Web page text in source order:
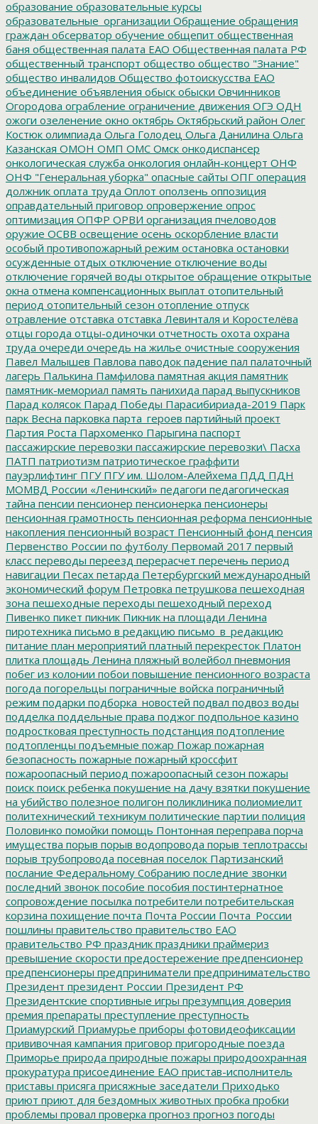
образование образовательные курсы
образовательные_организации Обращение обращения
граждан обсерватор обучение общепит общественная
баня общественная палата ЕАО Общественная палата РФ
общественный транспорт общество общество "Знание"
общество инвалидов Общество фотоискусства ЕАО
объединение объявления обыск обыски Овчинников
Огородова ограбление ограничение движения ОГЭ ОДН
ожоги озеленение окно октябрь Октябрьский район Олег
Костюк олимпиада Ольга Голодец Ольга Данилина Ольга
Казанская ОМОН ОМП ОМС Омск онкодиспансер
онкологическая служба онкология онлайн-концерт ОНФ
ОНФ "Генеральная уборка" опасные сайты ОПГ операция
должник оплата труда Оплот оползень оппозиция
оправдательный приговор опровержение опрос
оптимизация ОПФР ОРВИ организация пчеловодов
оружие ОСВВ освещение осень оскорбление власти
особый противопожарный режим остановка остановки
осужденные отдых отключение отключение воды
отключение горячей воды открытое обращение открытые
окна отмена компенсационных выплат отопительный
период отопительный сезон отопление отпуск
отравление отставка отставка Левинталя и Коростелёва
отцы города отцы-одиночки отчетность охота охрана
труда очереди очередь на жилье очистные сооружения
Павел Малышев Павлова паводок падение пал палаточный
лагерь Палькина Памфилова памятная акция памятник
памятник-мемориал память панихида парад выпускников
Парад колясок Парад Победы Парасибириада-2019 Парк
парк Весна парковка парта_героев партийный проект
Партия Роста Пархоменко Парыгина паспорт
пассажирские перевозки пассажирские перевозки\ Пасха
ПАТП патриотизм патриотическое граффити
пауэрлифтинг ПГУПГУ им. Шолом-Алейхема ПДД ПДН
МОМВД России «Ленинский» педагоги педагогическая
тайна пенсии пенсионер пенсионерка пенсионеры
пенсионная грамотность пенсионная реформа пенсионные
накопления пенсионный возраст Пенсионный фонд пенсия
Первенство России по футболу Первомай 2017 первый
класс переводы переезд перерасчет перечень период
навигации Песах петарда Петербургский международный
экономический форум Петровка петрушкова пешеходная
зона пешеходные переходы пешеходный переход
Пивенко пикет пикник Пикник на площади Ленина
пиротехника письмо в редакцию письмо_в_редакцию
питание план мероприятий платный перекресток Платон
плитка площадь Ленина пляжный волейбол пневмония
побег из колонии побои повышение пенсионного возраста
погода погорельцы пограничные войска пограничный
режим подарки подборка_новостей подвал подвоз воды
подделка поддельные права поджог подпольное казино
подростковая преступность подстанция подтопление
подтопленцы подъемные пожар Пожар пожарная
безопасность пожарные пожарный кроссфит
пожароопасный период пожароопасный сезон пожары
поиск поиск ребенка покушение на дачу взятки покушение
на убийство полезное полигон поликлиника полиомиелит
политехнический техникум политические партии полиция
Половинко помойки помощь Понтонная переправа порча
имущества порыв порыв водопровода порыв теплотрассы
порыв трубопровода посевная поселок Партизанский
послание Федеральному Собранию последние звонки
последний звонок пособие пособия постинтернатное
сопровождение посылка потребители потребительская
корзина похищение почта Почта России Почта_России
пошлины правительство правительство ЕАО
правительство РФ праздник праздники праймериз
превышение скорости предостережение предпенсионер
предпенсионеры предприниматели предпринимательство
Президент президент России Президент РФ
Президентские спортивные игры презумпция доверия
премия препараты преступление преступность
Приамурский Приамурье приборы фотовидеофиксации
прививочная кампания приговор пригородные поезда
Приморье природа природные пожары природоохранная
прокуратура присоединение ЕАО пристав-исполнитель
приставы присяга присяжные заседатели Приходько
приют приют для бездомных животных пробка пробки
проблемы провал проверка прогноз прогноз погоды